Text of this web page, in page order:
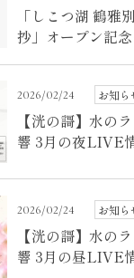
「しこつ湖 鶴雅
抄」オープン記
2026/02/24 お知ら
【洸の謌】水の
響 3月の夜LIVE
2026/02/24 お知ら
【洸の謌】水の
響 3月の昼LIVE